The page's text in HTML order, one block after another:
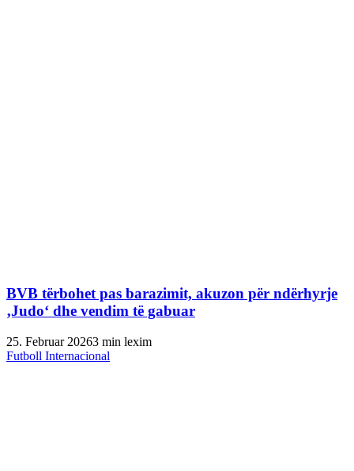
BVB tërbohet pas barazimit, akuzon për ndërhyrje
‚Judo‘ dhe vendim të gabuar
25. Februar 20263 min lexim
Futboll Internacional